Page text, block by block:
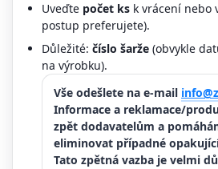
Uveďte počet ks k vrácení nebo
postup preferujete).
Důležité: číslo šarže (obvykle
na výrobku).
Vše odešlete na e-mail
Informace a reklamace/
zpět dodavatelům a
eliminovat případné
Tato zpětná vazba je velmi